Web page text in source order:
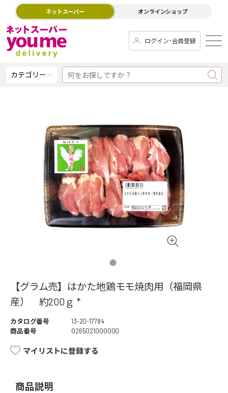
ネットスーパー オンラインショップ
ログイン･会員登録
カテゴリー
【グラム売】はかた地鶏モモ焼肉用（福岡県
産） 約200ｇ *
カタログ番号
13-20-17784
商品番号
0265021000000
マイリストに登録する
商品説明